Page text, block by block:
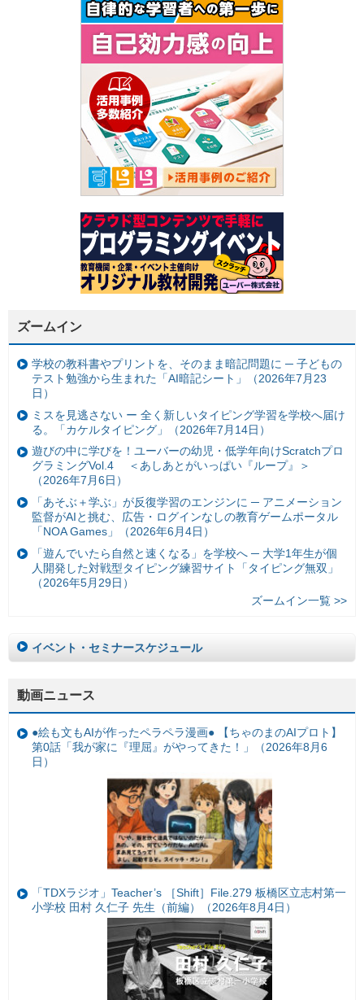
ズームイン
学校の教科書やプリントを、そのまま暗記問題に ─ 子どもの
テスト勉強から生まれた「AI暗記シート」（2026年7月23
日）
ミスを見逃さない ー 全く新しいタイピング学習を学校へ届け
る。「カケルタイピング」（2026年7月14日）
遊びの中に学びを！ユーバーの幼児・低学年向けScratchプロ
グラミングVol.4 ＜あしあとがいっぱい『ループ』＞
（2026年7月6日）
「あそぶ＋学ぶ」が反復学習のエンジンに ─ アニメーション
監督がAIと挑む、広告・ログインなしの教育ゲームポータル
「NOA Games」（2026年6月4日）
「遊んでいたら自然と速くなる」を学校へ ─ 大学1年生が個
人開発した対戦型タイピング練習サイト「タイピング無双」
（2026年5月29日）
ズームイン一覧 >>
イベント・セミナースケジュール
動画ニュース
●絵も文もAIが作ったペラペラ漫画● 【ちゃのまのAIプロト】
第0話「我が家に『理屈』がやってきた！」（2026年8月6
日）
「TDXラジオ」Teacher’s ［Shift］File.279 板橋区立志村第一
小学校 田村 久仁子 先生（前編）（2026年8月4日）